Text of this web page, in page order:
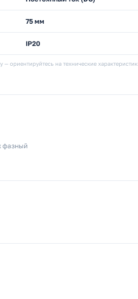
75 мм
IP20
— ориентируйтесь на технические
фазный